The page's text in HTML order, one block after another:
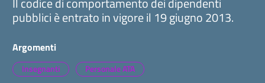
pubblici è entrato in vigore il 19 giugno 2013.
Argomenti
Insegnanti Personale ATA